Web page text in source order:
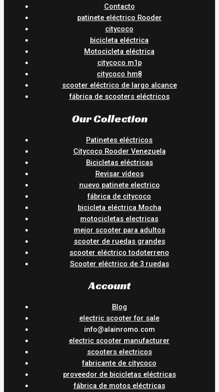
Contacto
patinete eléctrico Rooder
citycoco
bicicleta eléctrica
Motocicleta eléctrica
citycoco m1p
citycoco hm8
scooter eléctrico de largo alcance
fábrica de scooters eléctricos
Our Collection
Patinetes eléctricos
Citycoco Rooder Venezuela
Bicicletas eléctricas
Revisar vídeos
nuevo patinete electrico
fábrica de citycoco
bicicleta eléctrica Mocha
motocicletas electricas
mejor scooter para adultos
scooter de ruedas grandes
scooter eléctrico todoterreno
Scooter eléctrico de 3 ruedas
Account
Blog
electric scooter for sale
info@alainromo.com
electric scooter manufacturer
scooters electricos
fabricante de citycoco
proveedor de bicicletas eléctricas
fábrica de motos eléctricas